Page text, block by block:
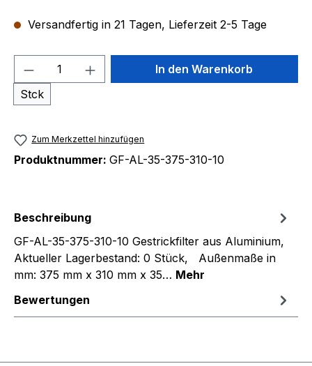
Versandfertig in 21 Tagen, Lieferzeit 2-5 Tage
Produkt Anzahl: Gib den
Stck
In den Warenkorb
Zum Merkzettel hinzufügen
Produktnummer: GF-AL-35-375-310-10
Beschreibung
GF-AL-35-375-310-10 Gestrickfilter aus Aluminium,
Aktueller Lagerbestand: 0 Stück, Außenmaße in
mm: 375 mm x 310 mm x 35… Mehr
Bewertungen